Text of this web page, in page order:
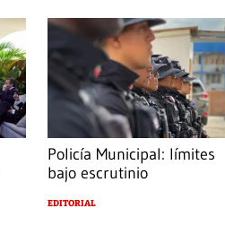
Policía Municipal: límites
bajo escrutinio
EDITORIAL